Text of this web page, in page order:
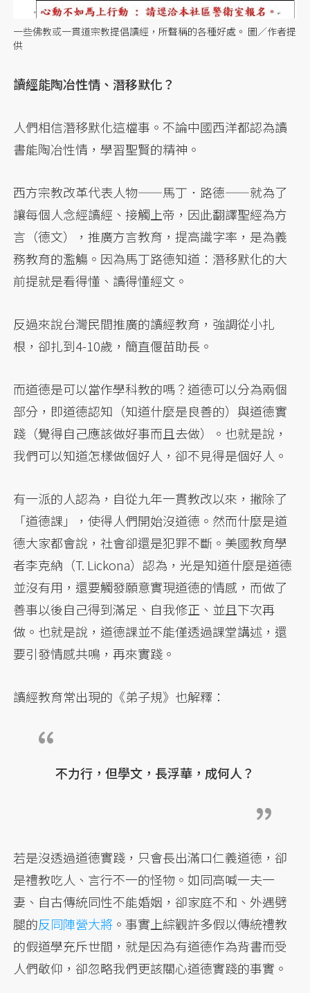
一些佛教或一貫道宗教提倡讀經，所聲稱的各種好處。 圖／作者提
供
讀經能陶冶性情、潛移默化？
人們相信潛移默化這檔事。不論中國西洋都認為讀
書能陶冶性情，學習聖賢的精神。
西方宗教改革代表人物——馬丁．路德——就為了
讓每個人念經讀經、接觸上帝，因此翻譯聖經為方
言（德文），推廣方言教育，提高識字率，是為義
務教育的濫觴。因為馬丁路德知道：潛移默化的大
前提就是看得懂、讀得懂經文。
反過來說台灣民間推廣的讀經教育，強調從小扎
根，卻扎到4-10歲，簡直偃苗助長。
而道德是可以當作學科教的嗎？道德可以分為兩個
部分，即道德認知（知道什麼是良善的）與道德實
踐（覺得自己應該做好事而且去做）。也就是說，
我們可以知道怎樣做個好人，卻不見得是個好人。
有一派的人認為，自從九年一貫教改以來，撇除了
「道德課」，使得人們開始沒道德。然而什麼是道
德大家都會說，社會卻還是犯罪不斷。美國教育學
者李克納（T. Lickona）認為，光是知道什麼是道德
並沒有用，還要觸發願意實現道德的情感，而做了
善事以後自己得到滿足、自我修正、並且下次再
做。也就是說，道德課並不能僅透過課堂講述，還
要引發情感共鳴，再來實踐。
讀經教育常出現的《弟子規》也解釋：
不力行，但學文，長浮華，成何人？
若是沒透過道德實踐，只會長出滿口仁義道德，卻
是禮教吃人、言行不一的怪物。如同高喊一夫一
妻、自古傳統同性不能婚姻，卻家庭不和、外遇劈
腿的反同陣營大將 。事實上綜觀許多假以傳統禮教
的假道學充斥世間，就是因為有道德作為背書而受
人們敬仰，卻忽略我們更該關心道德實踐的事實。